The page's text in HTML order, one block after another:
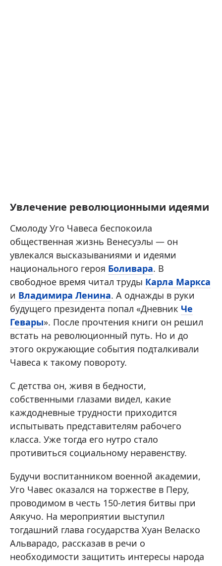
Увлечение революционными идеями
Смолоду Уго Чавеса беспокоила
общественная жизнь Венесуэлы — он
увлекался высказываниями и идеями
национального героя Боливара. В
свободное время читал труды Карла Маркса
и Владимира Ленина. А однажды в руки
будущего президента попал «Дневник Че
Гевары». После прочтения книги он решил
встать на революционный путь. Но и до
этого окружающие события подталкивали
Чавеса к такому повороту.
С детства он, живя в бедности,
собственными глазами видел, какие
каждодневные трудности приходится
испытывать представителям рабочего
класса. Уже тогда его нутро стало
противиться социальному неравенству.
Будучи воспитанником военной академии,
Уго Чавес оказался на торжестве в Перу,
проводимом в честь 150-летия битвы при
Аякучо. На мероприятии выступил
тогдашний глава государства Хуан Веласко
Альварадо, рассказав в речи о
необходимости защитить интересы народа